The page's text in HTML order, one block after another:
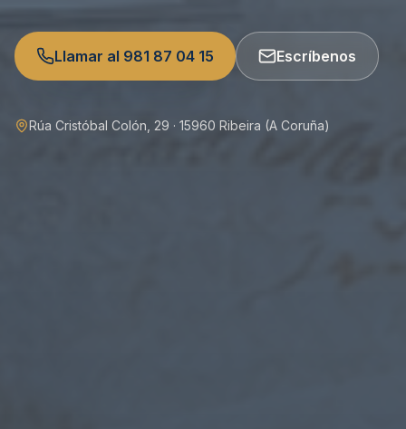
Llamar al 981 87 04 15 Escríbenos
Rúa Cristóbal Colón, 29 · 15960 Ribeira (A Coruña)